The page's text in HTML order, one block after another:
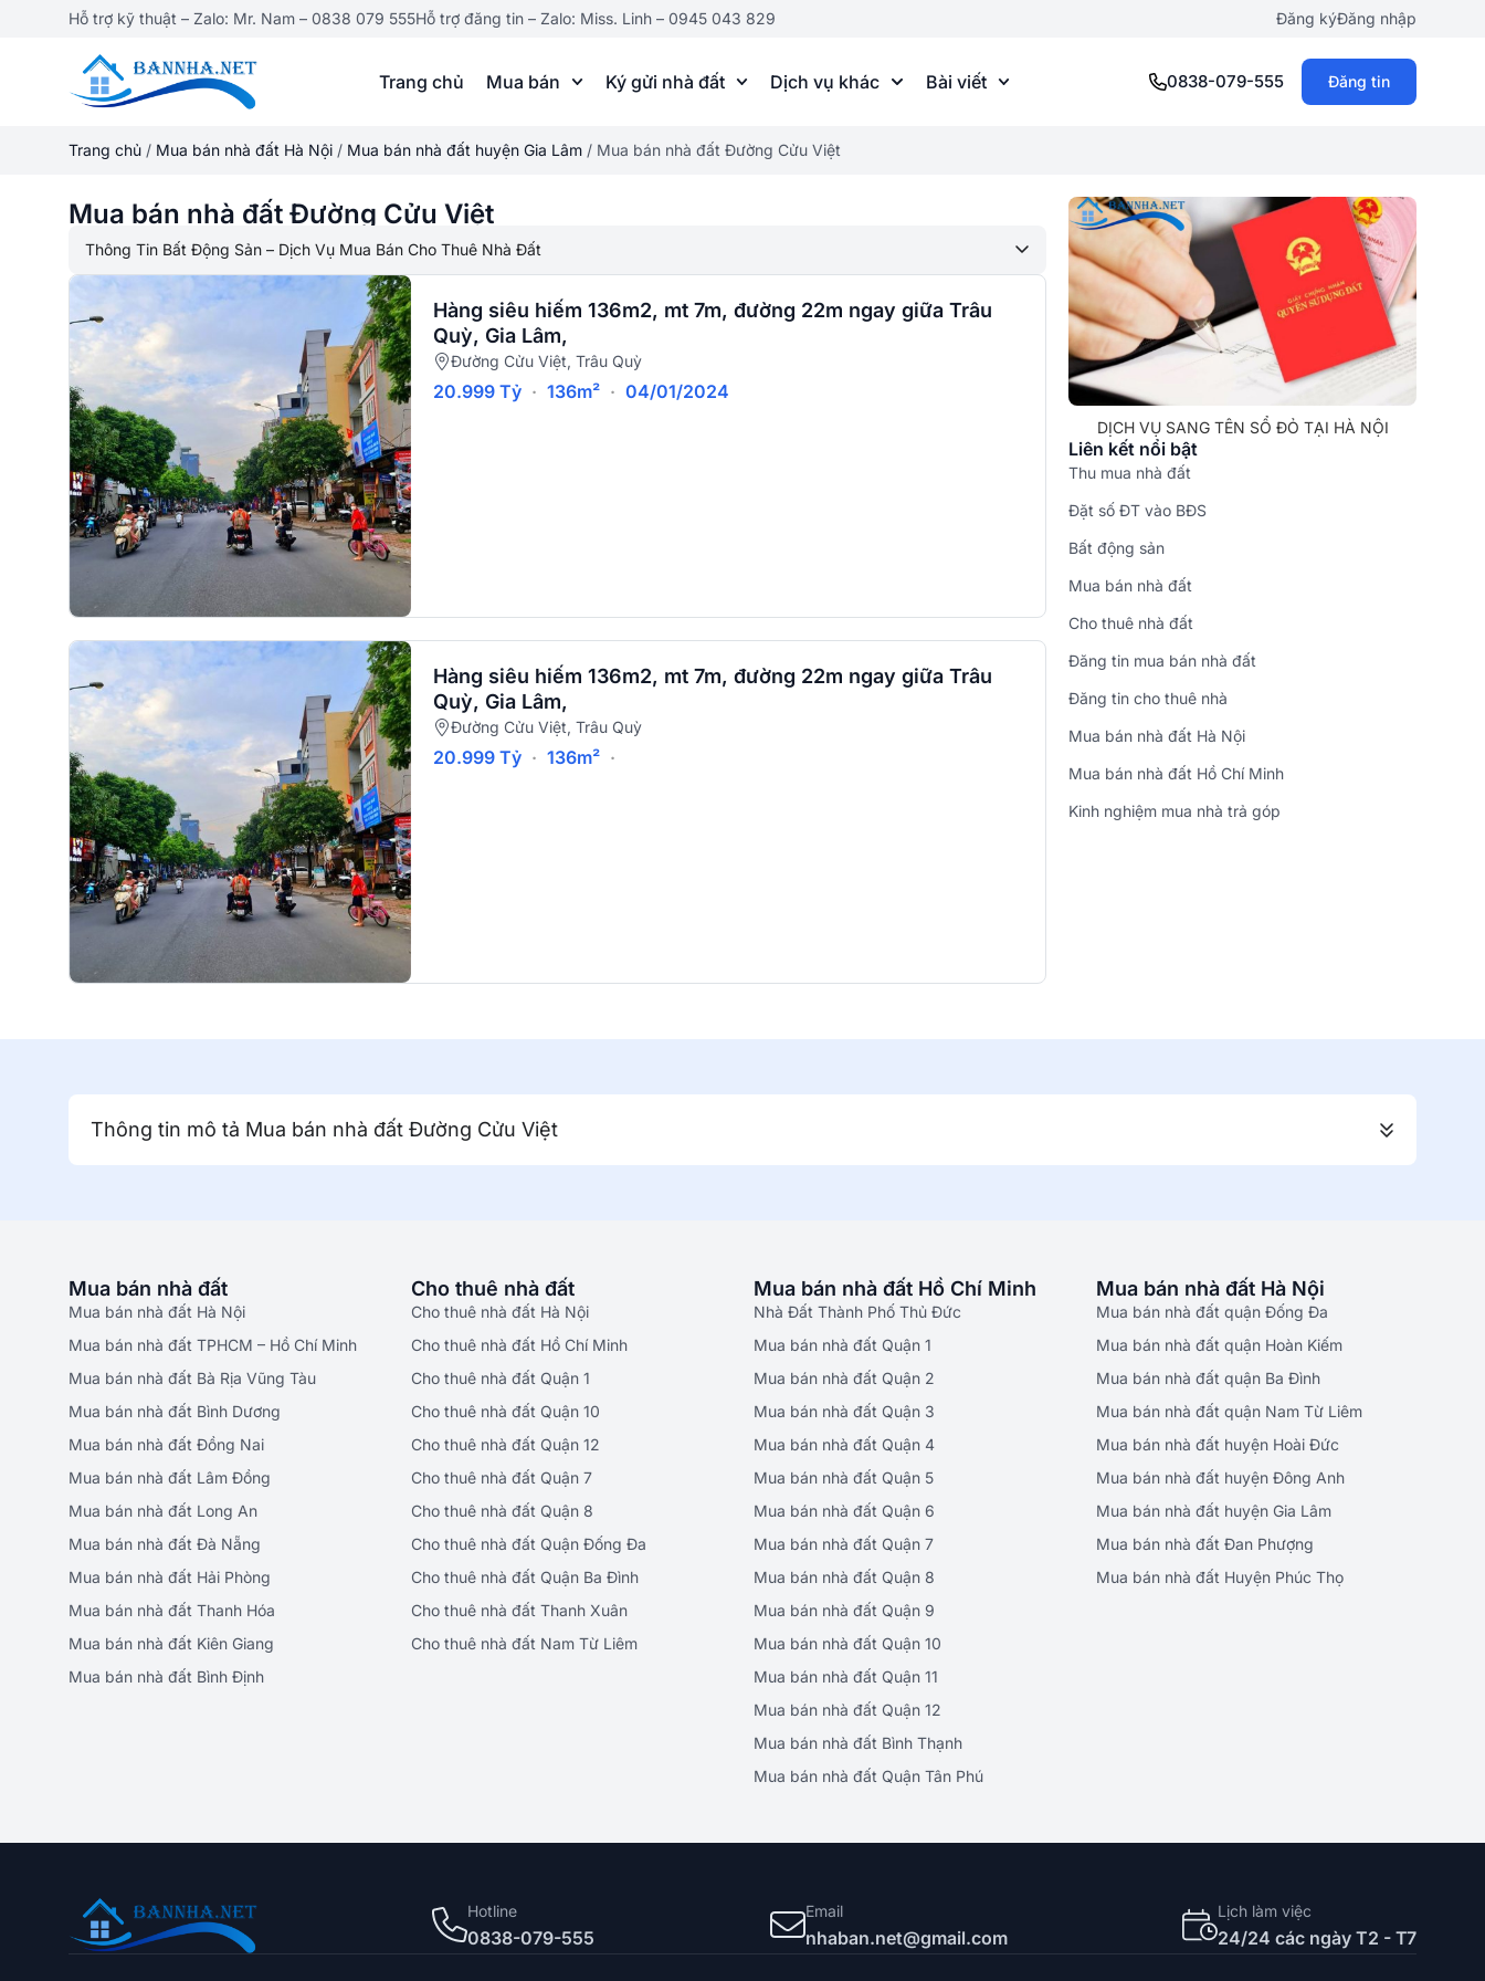
Hỗ trợ kỹ thuật – Zalo: Mr. Nam – 0838 079 555Hỗ trợ đăng tin – Zalo: Miss. Linh – 0945 043 829 Đăng kýĐăng nhập
Trang chủ Mua bán Ký gửi nhà đất Dịch vụ khác Bài viết 0838-079-555 Đăng tin
Trang chủ / Mua bán nhà đất Hà Nội / Mua bán nhà đất huyện Gia Lâm / Mua bán nhà đất Đường Cửu Việt
Mua bán nhà đất Đường Cửu Việt
Thông Tin Bất Động Sản – Dịch Vụ Mua Bán Cho Thuê Nhà Đất
Hàng siêu hiếm 136m2, mt 7m, đường 22m ngay giữa Trâu
Quỳ, Gia Lâm,
Đường Cửu Việt, Trâu Quỳ
20.999 Tỷ · 136m² · 04/01/2024
Hàng siêu hiếm 136m2, mt 7m, đường 22m ngay giữa Trâu
Quỳ, Gia Lâm,
Đường Cửu Việt, Trâu Quỳ
20.999 Tỷ · 136m² ·
DỊCH VỤ SANG TÊN SỔ ĐỎ TẠI HÀ NỘI
Liên kết nổi bật
Thu mua nhà đất
Đặt số ĐT vào BĐS
Bất động sản
Mua bán nhà đất
Cho thuê nhà đất
Đăng tin mua bán nhà đất
Đăng tin cho thuê nhà
Mua bán nhà đất Hà Nội
Mua bán nhà đất Hồ Chí Minh
Kinh nghiệm mua nhà trả góp
Thông tin mô tả Mua bán nhà đất Đường Cửu Việt
Mua bán nhà đất
Mua bán nhà đất Hà Nội
Mua bán nhà đất TPHCM – Hồ Chí Minh
Mua bán nhà đất Bà Rịa Vũng Tàu
Mua bán nhà đất Bình Dương
Mua bán nhà đất Đồng Nai
Mua bán nhà đất Lâm Đồng
Mua bán nhà đất Long An
Mua bán nhà đất Đà Nẵng
Mua bán nhà đất Hải Phòng
Mua bán nhà đất Thanh Hóa
Mua bán nhà đất Kiên Giang
Mua bán nhà đất Bình Định
Cho thuê nhà đất
Cho thuê nhà đất Hà Nội
Cho thuê nhà đất Hồ Chí Minh
Cho thuê nhà đất Quận 1
Cho thuê nhà đất Quận 10
Cho thuê nhà đất Quận 12
Cho thuê nhà đất Quận 7
Cho thuê nhà đất Quận 8
Cho thuê nhà đất Quận Đống Đa
Cho thuê nhà đất Quận Ba Đình
Cho thuê nhà đất Thanh Xuân
Cho thuê nhà đất Nam Từ Liêm
Mua bán nhà đất Hồ Chí Minh
Nhà Đất Thành Phố Thủ Đức
Mua bán nhà đất Quận 1
Mua bán nhà đất Quận 2
Mua bán nhà đất Quận 3
Mua bán nhà đất Quận 4
Mua bán nhà đất Quận 5
Mua bán nhà đất Quận 6
Mua bán nhà đất Quận 7
Mua bán nhà đất Quận 8
Mua bán nhà đất Quận 9
Mua bán nhà đất Quận 10
Mua bán nhà đất Quận 11
Mua bán nhà đất Quận 12
Mua bán nhà đất Bình Thạnh
Mua bán nhà đất Quận Tân Phú
Mua bán nhà đất Hà Nội
Mua bán nhà đất quận Đống Đa
Mua bán nhà đất quận Hoàn Kiếm
Mua bán nhà đất quận Ba Đình
Mua bán nhà đất quận Nam Từ Liêm
Mua bán nhà đất huyện Hoài Đức
Mua bán nhà đất huyện Đông Anh
Mua bán nhà đất huyện Gia Lâm
Mua bán nhà đất Đan Phượng
Mua bán nhà đất Huyện Phúc Thọ
Hotline
0838-079-555
Email
nhaban.net@gmail.com
Lịch làm việc
24/24 các ngày T2 - T7